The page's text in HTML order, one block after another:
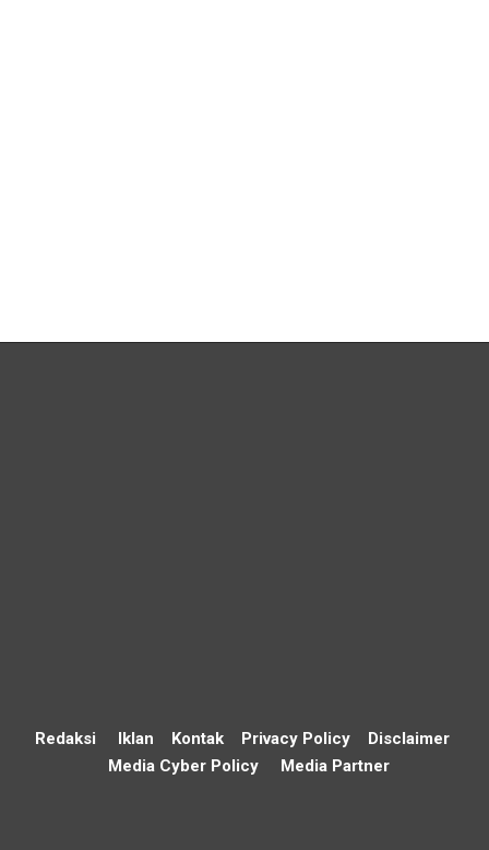
Redaksi Iklan Kontak Privacy Policy
Disclaimer
Media Cyber Policy
Media Partner